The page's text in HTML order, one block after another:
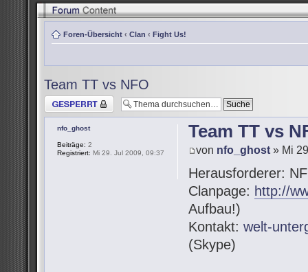
Foren-Übersicht ‹ Clan ‹ Fight Us!
Team TT vs NFO
Thema gesperrt
Team TT vs
von nfo_ghost » Mi
Herausforderer:
Clanpage: http://
Aufbau!)
Kontakt:welt-
(Skype)
nfo_ghost
Beiträge: 2
Registriert: Mi 29. Jul 2009, 09:37